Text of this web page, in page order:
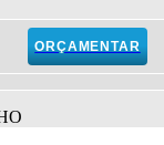
ORÇAMENTAR